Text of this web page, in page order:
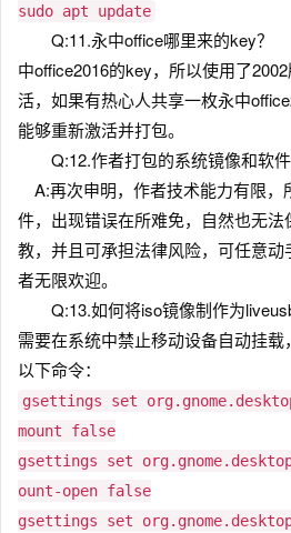
sudo apt update
Q:11.永中office哪里来的key
中office2016的key，所以使用了
活，如果有热心人共享一枚永中
能够重新激活并打包。
Q:12.作者打包的系统镜像和软
A:再次申明，作者技术能力有限，
件，出现错误在所难免，自然也无
教，并且可承担法律风险，可任意
者无限欢迎。
Q:13.如何将iso镜像制作为
需要在系统中禁止移动设备自动挂载
以下命令：
gsettings set
mount false
gsettings set
ount-open false
gsettings set